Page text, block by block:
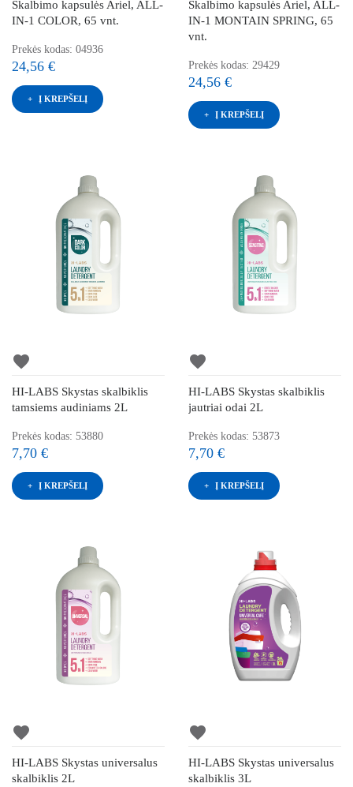
Skalbimo kapsulės Ariel, ALL-
IN-1 COLOR, 65 vnt.
Prekės kodas: 04936
24,56 €
Į KREPŠELĮ
Skalbimo kapsulės Ariel, ALL-
IN-1 MONTAIN SPRING, 65
vnt.
Prekės kodas: 29429
24,56 €
Į KREPŠELĮ
favorite
HI-LABS Skystas skalbiklis
tamsiems audiniams 2L
Prekės kodas: 53880
7,70 €
Į KREPŠELĮ
favorite
HI-LABS Skystas skalbiklis
jautriai odai 2L
Prekės kodas: 53873
7,70 €
Į KREPŠELĮ
favorite
HI-LABS Skystas universalus
skalbiklis 2L
favorite
HI-LABS Skystas universalus
skalbiklis 3L